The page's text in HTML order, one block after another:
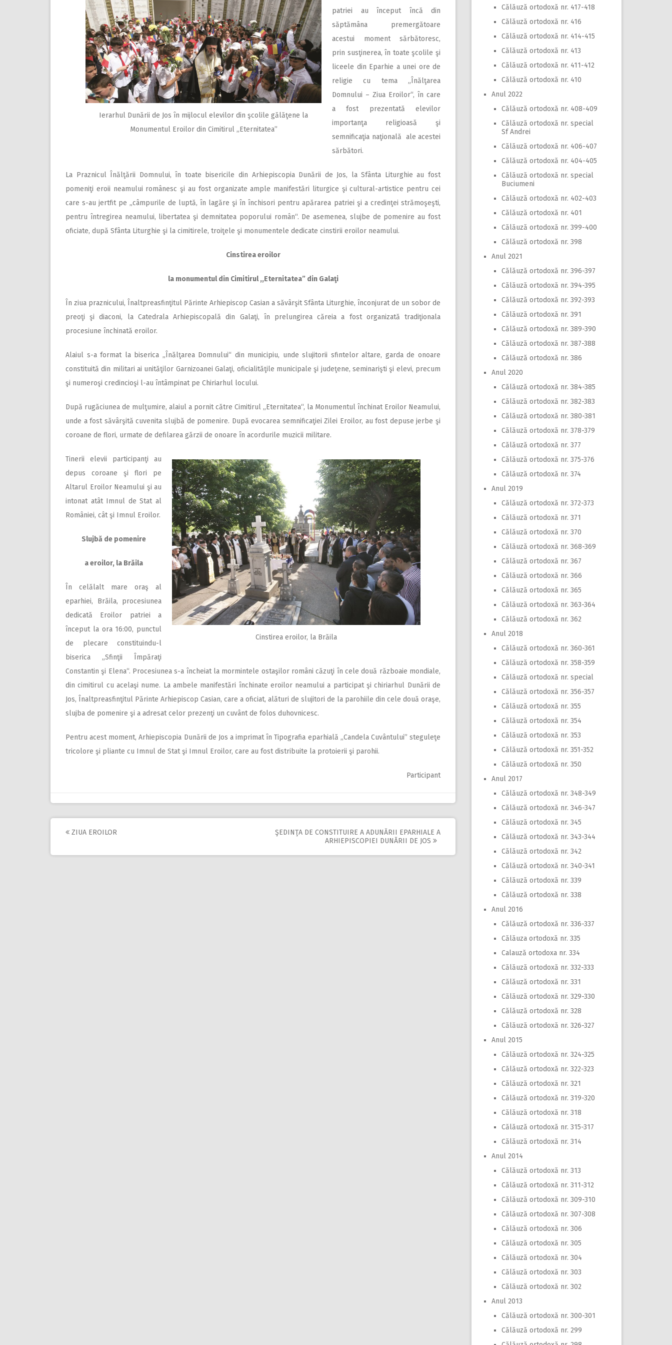
Ierarhul Dunării de Jos în mijlocul elevilor din şcolile gălăţene la
Monumentul Eroilor din Cimitirul ,,Eternitatea”
patriei au început încă din
săptămâna premergătoare
acestui moment sărbătoresc,
prin susţinerea, în toate şcolile şi
liceele din Eparhie a unei ore de
religie cu tema „Înălţarea
Domnului – Ziua Eroilor“, în care
a fost prezentată elevilor
importanţa religioasă şi
semnificaţia naţională ale acestei
sărbători.
La Praznicul Înălţării Domnului, în toate bisericile din Arhiepiscopia Dunării de Jos, la Sfânta Liturghie au fost
pomeniţi eroii neamului românesc şi au fost organizate ample manifestări liturgice şi cultural-artistice pentru cei
care s-au jertfit pe „câmpurile de luptă, în lagăre şi în închisori pentru apărarea patriei şi a credinţei strămoşeşti,
pentru întregirea neamului, libertatea şi demnitatea poporului român“. De asemenea, slujbe de pomenire au fost
oficiate, după Sfânta Liturghie şi la cimitirele, troiţele şi monumentele dedicate cinstirii eroilor neamului.
Cinstirea eroilor
la monumentul din Cimitirul ,,Eternitatea” din Galaţi
În ziua praznicului, Înaltpreasfinţitul Părinte Arhiepiscop Casian a săvârşit Sfânta Liturghie, înconjurat de un sobor de
preoţi şi diaconi, la Catedrala Arhiepiscopală din Galaţi, în prelungirea căreia a fost organizată tradiţionala
procesiune închinată eroilor.
Alaiul s-a format la biserica „Înălţarea Domnului“ din municipiu, unde slujitorii sfintelor altare, garda de onoare
constituită din militari ai unităţilor Garnizoanei Galaţi, oficialităţile municipale şi judeţene, seminarişti şi elevi, precum
şi numeroşi credincioşi l-au întâmpinat pe Chiriarhul locului.
După rugăciunea de mulţumire, alaiul a pornit către Cimitirul „Eternitatea“, la Monumentul închinat Eroilor Neamului,
unde a fost săvârşită cuvenita slujbă de pomenire. După evocarea semnificaţiei Zilei Eroilor, au fost depuse jerbe şi
coroane de flori, urmate de defilarea gărzii de onoare în acordurile muzicii militare.
Cinstirea eroilor, la Brăila
Tinerii elevii participanţi au
depus coroane şi flori pe
Altarul Eroilor Neamului şi au
intonat atât Imnul de Stat al
României, cât şi Imnul Eroilor.
Slujbă de pomenire
a eroilor, la Brăila
În celălalt mare oraş al
eparhiei, Brăila, procesiunea
dedicată Eroilor patriei a
început la ora 16:00, punctul
de plecare constituindu-l
biserica „Sfinţii Împăraţi
Constantin şi Elena“. Procesiunea s-a încheiat la mormintele ostaşilor români căzuţi în cele două războaie mondiale,
din cimitirul cu acelaşi nume. La ambele manifestări închinate eroilor neamului a participat şi chiriarhul Dunării de
Jos, Înaltpreasfinţitul Părinte Arhiepiscop Casian, care a oficiat, alături de slujitori de la parohiile din cele două oraşe,
slujba de pomenire şi a adresat celor prezenţi un cuvânt de folos duhovnicesc.
Pentru acest moment, Arhiepiscopia Dunării de Jos a imprimat în Tipografia eparhială ,,Candela Cuvântului” steguleţe
tricolore şi pliante cu Imnul de Stat şi Imnul Eroilor, care au fost distribuite la protoierii şi parohii.
Participant
navigation
ZIUA EROILOR
ŞEDINŢA DE CONSTITUIRE A ADUNĂRII EPARHIALE A
ARHIEPISCOPIEI DUNĂRII DE JOS
Călăuză ortodoxă nr. 417-418
Călăuză ortodoxă nr. 416
Călăuză ortodoxă nr. 414-415
Călăuză ortodoxă nr. 413
Călăuză ortodoxă nr. 411-412
Călăuză ortodoxă nr. 410
Anul 2022
Călăuză ortodoxă nr. 408-409
Călăuză ortodoxă nr. special
Sf Andrei
Călăuză ortodoxă nr. 406-407
Călăuză ortodoxă nr. 404-405
Călăuză ortodoxă nr. special
Buciumeni
Călăuză ortodoxă nr. 402-403
Călăuză ortodoxă nr. 401
Călăuză ortodoxă nr. 399-400
Călăuză ortodoxă nr. 398
Anul 2021
Călăuză ortodoxă nr. 396-397
Călăuză ortodoxă nr. 394-395
Călăuză ortodoxă nr. 392-393
Călăuză ortodoxă nr. 391
Călăuză ortodoxă nr. 389-390
Călăuză ortodoxă nr. 387-388
Călăuză ortodoxă nr. 386
Anul 2020
Călăuză ortodoxă nr. 384-385
Călăuză ortodoxă nr. 382-383
Călăuză ortodoxă nr. 380-381
Călăuză ortodoxă nr. 378-379
Călăuză ortodoxă nr. 377
Călăuză ortodoxă nr. 375-376
Călăuză ortodoxă nr. 374
Anul 2019
Călăuză ortodoxă nr. 372-373
Călăuză ortodoxă nr. 371
Călăuză ortodoxă nr. 370
Călăuză ortodoxă nr. 368-369
Călăuză ortodoxă nr. 367
Călăuză ortodoxă nr. 366
Călăuză ortodoxă nr. 365
Călăuză ortodoxă nr. 363-364
Călăuză ortodoxă nr. 362
Anul 2018
Călăuză ortodoxă nr. 360-361
Călăuză ortodoxă nr. 358-359
Călăuză ortodoxă nr. special
Călăuză ortodoxă nr. 356-357
Călăuză ortodoxă nr. 355
Călăuză ortodoxă nr. 354
Călăuză ortodoxă nr. 353
Călăuză ortodoxă nr. 351-352
Călăuză ortodoxă nr. 350
Anul 2017
Călăuză ortodoxă nr. 348-349
Călăuză ortodoxă nr. 346-347
Călăuză ortodoxă nr. 345
Călăuză ortodoxă nr. 343-344
Călăuză ortodoxă nr. 342
Călăuză ortodoxă nr. 340-341
Călăuză ortodoxă nr. 339
Călăuză ortodoxă nr. 338
Anul 2016
Călăuză ortodoxă nr. 336-337
Călăuza ortodoxă nr. 335
Calauză ortodoxa nr. 334
Călăuză ortodoxă nr. 332-333
Călăuză ortodoxă nr. 331
Călăuză ortodoxă nr. 329-330
Călăuză ortodoxă nr. 328
Călăuză ortodoxă nr. 326-327
Anul 2015
Călăuză ortodoxă nr. 324-325
Călăuză ortodoxă nr. 322-323
Călăuză ortodoxă nr. 321
Călăuză ortodoxă nr. 319-320
Călăuză ortodoxă nr. 318
Călăuză ortodoxă nr. 315-317
Călăuză ortodoxă nr. 314
Anul 2014
Călăuză ortodoxă nr. 313
Călăuză ortodoxă nr. 311-312
Călăuză ortodoxă nr. 309-310
Călăuză ortodoxă nr. 307-308
Călăuză ortodoxă nr. 306
Călăuză ortodoxă nr. 305
Călăuză ortodoxă nr. 304
Călăuză ortodoxă nr. 303
Călăuză ortodoxă nr. 302
Anul 2013
Călăuză ortodoxă nr. 300-301
Călăuză ortodoxă nr. 299